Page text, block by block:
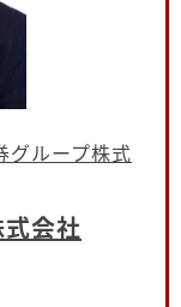
グループ株式
式会社